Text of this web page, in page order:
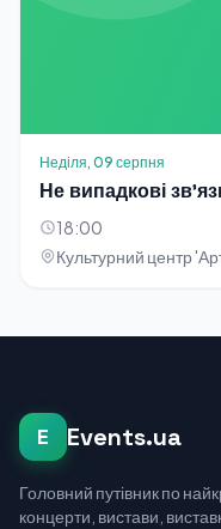
Неділя, 09 серпня
Не випадкові
18:00
Культурний центр
E Events.ua
Головний путівник по
концерти, вистави,